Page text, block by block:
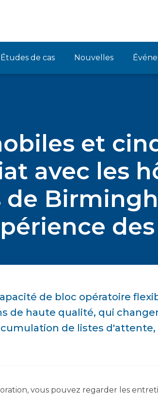
Études de cas Nouvelles
et
avec les
de
de bloc opératoire
de haute qualité, qui
de listes
vous pouvez regarder les